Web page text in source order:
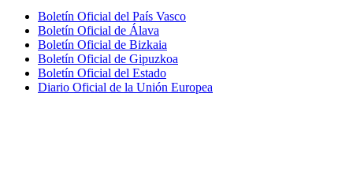
Boletín Oficial del País Vasco
Boletín Oficial de Álava
Boletín Oficial de Bizkaia
Boletín Oficial de Gipuzkoa
Boletín Oficial del Estado
Diario Oficial de la Unión Europea